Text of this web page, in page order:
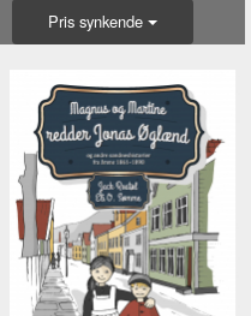
Pris synkende